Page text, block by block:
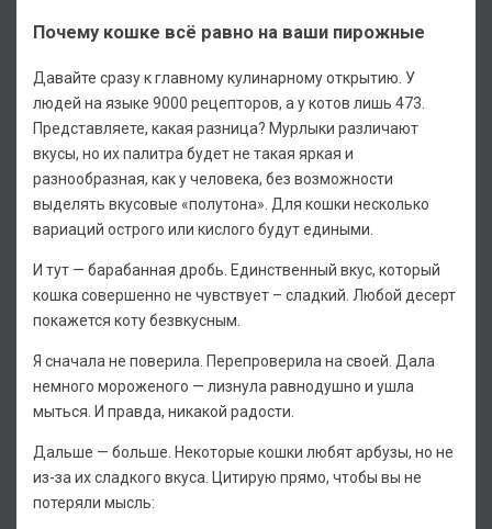
Почему кошке всё равно на ваши пирожные
Давайте сразу к главному кулинарному открытию. У
людей на языке 9000 рецепторов, а у котов лишь 473.
Представляете, какая разница? Мурлыки различают
вкусы, но их палитра будет не такая яркая и
разнообразная, как у человека, без возможности
выделять вкусовые «полутона». Для кошки несколько
вариаций острого или кислого будут едиными.
И тут — барабанная дробь. Единственный вкус, который
кошка совершенно не чувствует – сладкий. Любой десерт
покажется коту безвкусным.
Я сначала не поверила. Перепроверила на своей. Дала
немного мороженого — лизнула равнодушно и ушла
мыться. И правда, никакой радости.
Дальше — больше. Некоторые кошки любят арбузы, но не
из-за их сладкого вкуса. Цитирую прямо, чтобы вы не
потеряли мысль: